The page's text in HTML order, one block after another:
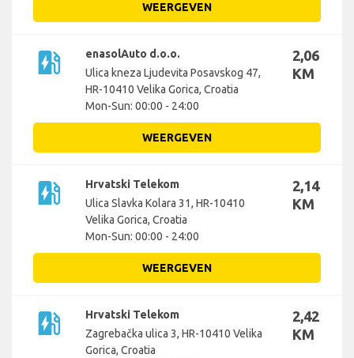
WEERGEVEN
ev_station
enasolAuto d.o.o.
Ulica kneza Ljudevita Posavskog 47,
HR-10410 Velika Gorica, Croatia
Mon-Sun: 00:00 - 24:00
2,06
KM
WEERGEVEN
ev_station
Hrvatski Telekom
Ulica Slavka Kolara 31, HR-10410
Velika Gorica, Croatia
Mon-Sun: 00:00 - 24:00
2,14
KM
WEERGEVEN
ev_station
Hrvatski Telekom
Zagrebačka ulica 3, HR-10410 Velika
Gorica, Croatia
2,42
KM